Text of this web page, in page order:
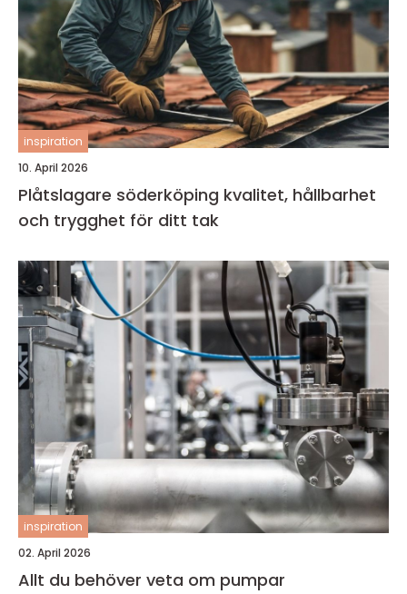
inspiration
10. April 2026
Plåtslagare söderköping kvalitet, hållbarhet
och trygghet för ditt tak
inspiration
02. April 2026
Allt du behöver veta om pumpar